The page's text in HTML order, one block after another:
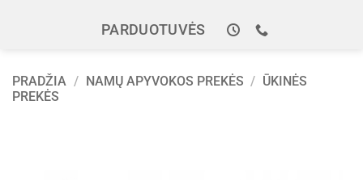
PARDUOTUVĖS
PRADŽIA / NAMŲ APYVOKOS PREKĖS / ŪKINĖS
PREKĖS